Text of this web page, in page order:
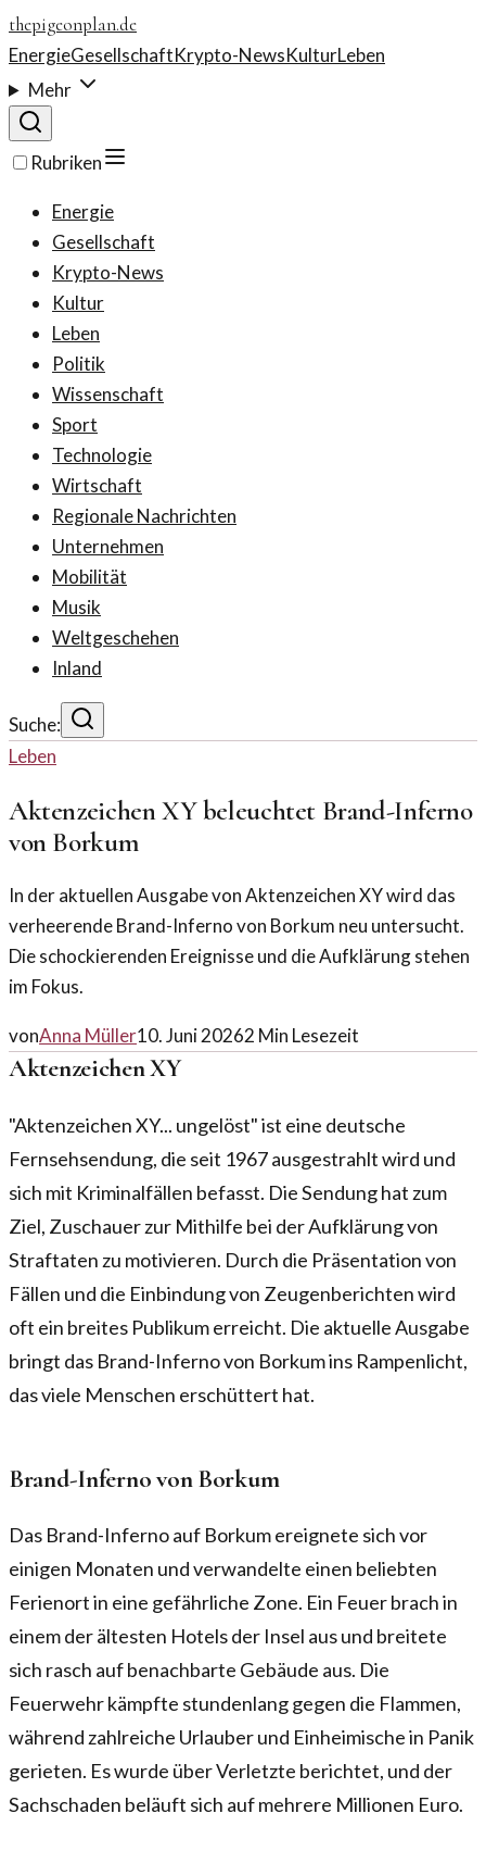
thepigeonplan.de
EnergieGesellschaftKrypto-NewsKulturLeben
Mehr
Rubriken
Energie
Gesellschaft
Krypto-News
Kultur
Leben
Politik
Wissenschaft
Sport
Technologie
Wirtschaft
Regionale Nachrichten
Unternehmen
Mobilität
Musik
Weltgeschehen
Inland
Suche:
Leben
Aktenzeichen XY beleuchtet Brand-Inferno
von Borkum
In der aktuellen Ausgabe von Aktenzeichen XY wird das
verheerende Brand-Inferno von Borkum neu untersucht.
Die schockierenden Ereignisse und die Aufklärung stehen
im Fokus.
vonAnna Müller10. Juni 20262 Min Lesezeit
Aktenzeichen XY
"Aktenzeichen XY... ungelöst" ist eine deutsche
Fernsehsendung, die seit 1967 ausgestrahlt wird und
sich mit Kriminalfällen befasst. Die Sendung hat zum
Ziel, Zuschauer zur Mithilfe bei der Aufklärung von
Straftaten zu motivieren. Durch die Präsentation von
Fällen und die Einbindung von Zeugenberichten wird
oft ein breites Publikum erreicht. Die aktuelle Ausgabe
bringt das Brand-Inferno von Borkum ins Rampenlicht,
das viele Menschen erschüttert hat.
Brand-Inferno von Borkum
Das Brand-Inferno auf Borkum ereignete sich vor
einigen Monaten und verwandelte einen beliebten
Ferienort in eine gefährliche Zone. Ein Feuer brach in
einem der ältesten Hotels der Insel aus und breitete
sich rasch auf benachbarte Gebäude aus. Die
Feuerwehr kämpfte stundenlang gegen die Flammen,
während zahlreiche Urlauber und Einheimische in Panik
gerieten. Es wurde über Verletzte berichtet, und der
Sachschaden beläuft sich auf mehrere Millionen Euro.